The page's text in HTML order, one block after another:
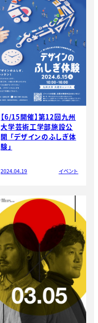
【6/15開催】第12回九州
大学芸術工学部施設公
開 「デザインのふしぎ体
験」
2024.04.19 イベント